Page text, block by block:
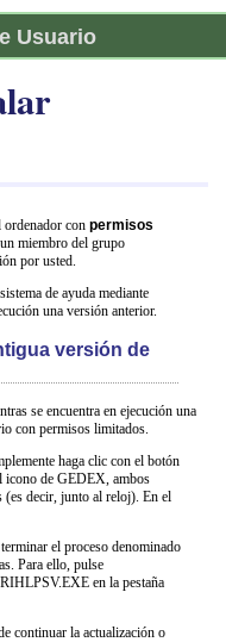
Usuario
ordenador con permisos
miembro del grupo
por usted.
de ayuda mediante
una versión anterior.
versión de
se encuentra en ejecución una
con permisos limitados.
haga clic con el botón
icono de GEDEX, ambos
(es decir, junto al reloj). En el
el proceso denominado
Para ello, pulse
en la pestaña
continuar la actualización o